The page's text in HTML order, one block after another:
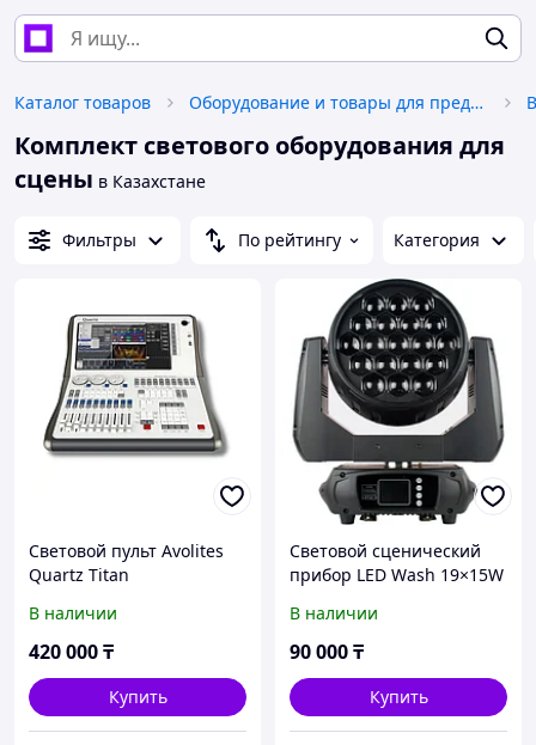
Каталог товаров Оборудование и товары для предоставления услуг
Комплект светового оборудования для
сцены в Казахстане
Фильтры По рейтингу Категория
Световой пульт Avolites
Quartz Titan
консоль управления
светом, 4 DMX, ArtNet,
Казахстан
В наличии
420 000₸
Купить
Световой сценический
прибор LED Wash 19×15W
В наличии
90 000₸
Купить